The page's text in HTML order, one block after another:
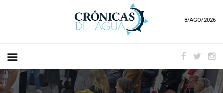
8/AGO/2026